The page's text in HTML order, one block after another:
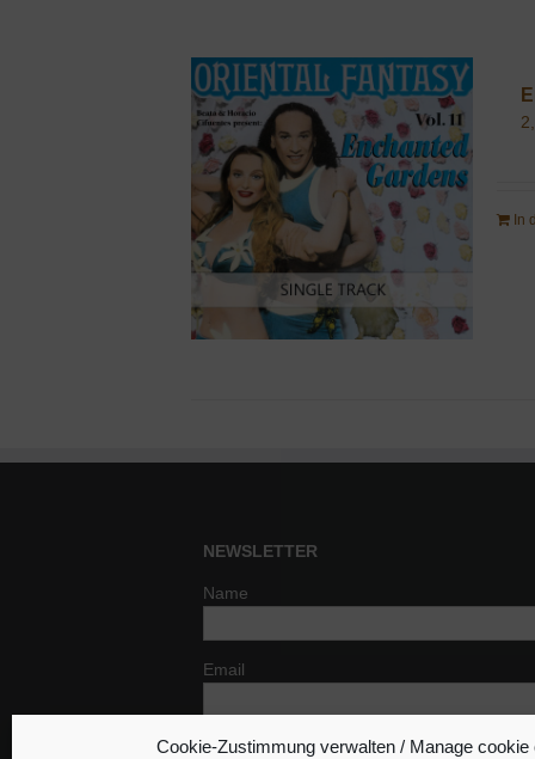
Cookie-Zustimmung verwalten / Manage cookie
In
NEWSLETTER
Name
Email
Indem Du fortfährst, akzeptierst Du